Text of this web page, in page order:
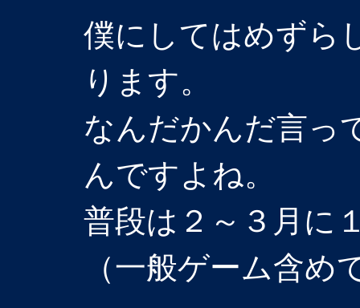
僕にしてはめずら
ります。
なんだかんだ言っ
んですよね。
普段は２～３月に
（一般ゲーム含め